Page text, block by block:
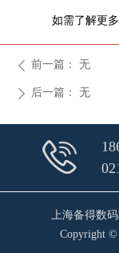
如需了解更
ꄴ 前一篇： 无
ꄲ 后一篇： 无
上海备得数
Copyright ©